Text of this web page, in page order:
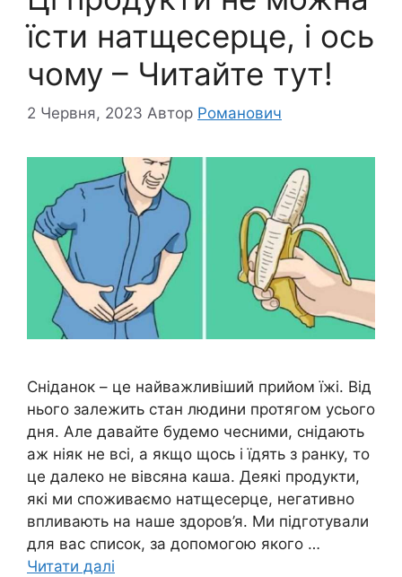
їсти натщесерце, і ось
чому – Читайте тут!
2 Червня, 2023 Автор Романович
Сніданок – це найважливіший прийом їжі. Від
нього залежить стан людини протягом усього
дня. Але давайте будемо чесними, снідають
аж ніяк не всі, а якщо щось і їдять з ранку, то
це далеко не вівсяна каша. Деякі продукти,
які ми споживаємо натщесерце, негативно
впливають на наше здоров’я. Ми підготували
для вас список, за допомогою якого …
Читати далі